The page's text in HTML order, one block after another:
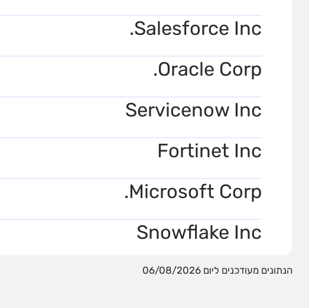
Salesforce Inc.
Oracle Corp.
Servicenow Inc
Fortinet Inc
Microsoft Corp.
Snowflake Inc
הנתונים מעודכנים ליום 06/08/2026